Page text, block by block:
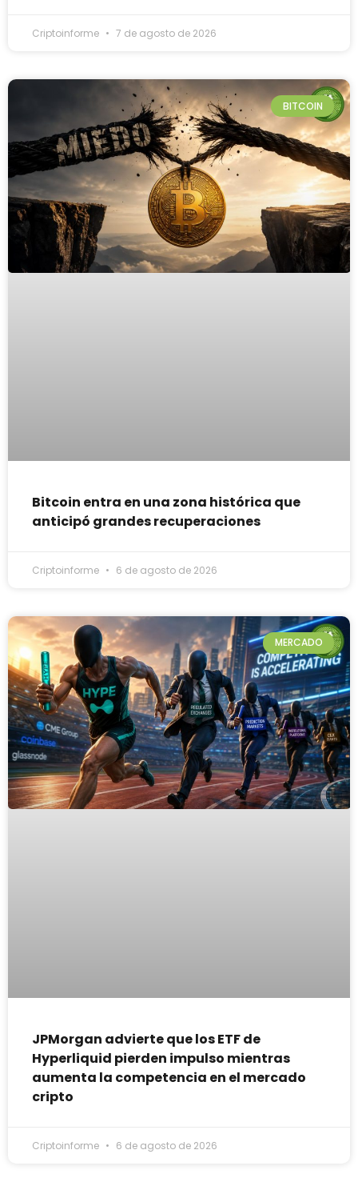
Criptoinforme 7 de agosto de 2026
BITCOIN
Bitcoin entra en una zona histórica que
anticipó grandes recuperaciones
Criptoinforme 6 de agosto de 2026
MERCADO
JPMorgan advierte que los ETF de
Hyperliquid pierden impulso mientras
aumenta la competencia en el mercado
cripto
Criptoinforme 6 de agosto de 2026